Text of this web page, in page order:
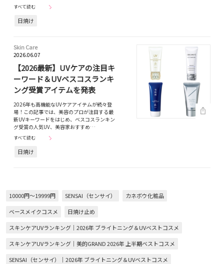
すべて読む
日焼け
Skin Care
2026.06.07
【2026最新】UVケアの注目キ
ーワード＆UVベスコスランキ
ング受賞アイテムを発表
2026年も高機能なUVケアアイテムが続々登
場！この記事では、美容のプロが注目する最
新UVキーワードをはじめ、ベスコスランキン
グ受賞の人気UV、美容家おすすめ…
すべて読む
日焼け
10000円～19999円 SENSAI（センサイ）
カネボウ化粧品
ベースメイクコスメ
日焼け止め
スキンケアUVランキング｜2026年 ブライトニング＆UVベストコスメ
スキンケアUVランキング｜美的GRAND 2026年 上半期ベストコスメ
SENSAI（センサイ）｜2026年 ブライトニング＆UVベストコスメ